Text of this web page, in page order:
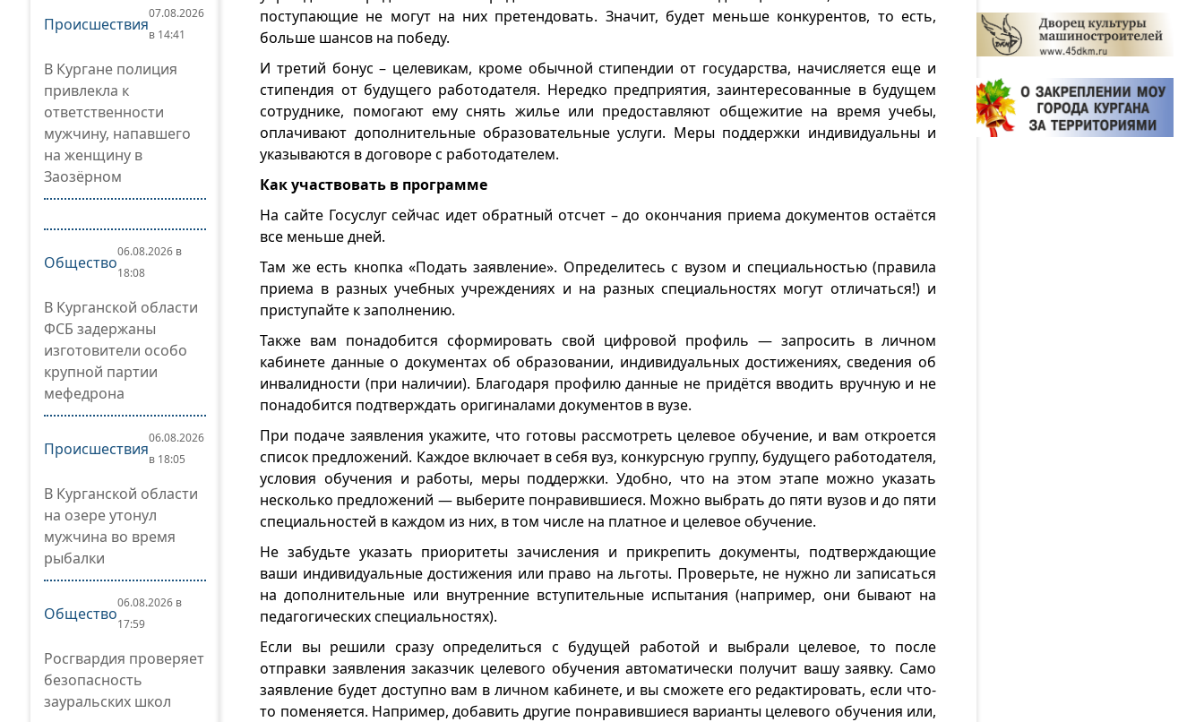
Происшествия
07.08.2026
в 14:41
В Кургане полиция
привлекла к
ответственности
мужчину, напавшего
на женщину в
Заозёрном
Общество
06.08.2026 в
18:08
В Курганской области
ФСБ задержаны
изготовители особо
крупной партии
мефедрона
Происшествия
06.08.2026
в 18:05
В Курганской области
на озере утонул
мужчина во время
рыбалки
Общество
06.08.2026 в
17:59
Росгвардия проверяет
безопасность
зауральских школ
поступающие не могут на них претендовать. Значит, будет меньше конкурентов, то есть,
больше шансов на победу.
И третий бонус – целевикам, кроме обычной стипендии от государства, начисляется еще и
стипендия от будущего работодателя. Нередко предприятия, заинтересованные в будущем
сотруднике, помогают ему снять жилье или предоставляют общежитие на время учебы,
оплачивают дополнительные образовательные услуги. Меры поддержки индивидуальны и
указываются в договоре с работодателем.
Как участвовать в программе
На сайте Госуслуг сейчас идет обратный отсчет – до окончания приема документов остаётся
все меньше дней.
Там же есть кнопка «Подать заявление». Определитесь с вузом и специальностью (правила
приема в разных учебных учреждениях и на разных специальностях могут отличаться!) и
приступайте к заполнению.
Также вам понадобится сформировать свой цифровой профиль — запросить в личном
кабинете данные о документах об образовании, индивидуальных достижениях, сведения об
инвалидности (при наличии). Благодаря профилю данные не придётся вводить вручную и не
понадобится подтверждать оригиналами документов в вузе.
При подаче заявления укажите, что готовы рассмотреть целевое обучение, и вам откроется
список предложений. Каждое включает в себя вуз, конкурсную группу, будущего работодателя,
условия обучения и работы, меры поддержки. Удобно, что на этом этапе можно указать
несколько предложений — выберите понравившиеся. Можно выбрать до пяти вузов и до пяти
специальностей в каждом из них, в том числе на платное и целевое обучение.
Не забудьте указать приоритеты зачисления и прикрепить документы, подтверждающие
ваши индивидуальные достижения или право на льготы. Проверьте, не нужно ли записаться
на дополнительные или внутренние вступительные испытания (например, они бывают на
педагогических специальностях).
Если вы решили сразу определиться с будущей работой и выбрали целевое, то после
отправки заявления заказчик целевого обучения автоматически получит вашу заявку. Само
заявление будет доступно вам в личном кабинете, и вы сможете его редактировать, если что-
то поменяется. Например, добавить другие понравившиеся варианты целевого обучения или,